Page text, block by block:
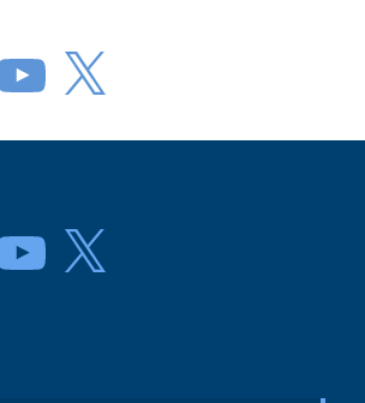
YouTube
X
YouTube
X